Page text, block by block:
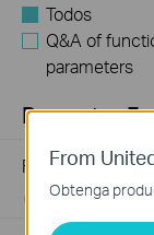
Todos
Q&A of
parameters
Preguntas
Frequently
07-23-2024
From
Obtenga